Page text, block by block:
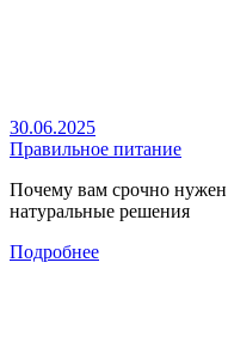
30.06.2025
Правильное питание
Почему вам срочно
натуральные решения
Подробнее